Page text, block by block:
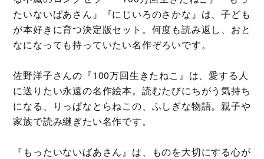
たいないばあさん』『にじいろのさかな』は、子ども
が本好きに育つ決定版セット。何度も読み返し、おと
なになっても持っていたい名作ぞろいです。
佐野洋子さんの『100万回生きたねこ』は、愛する人
に送りたい永遠の名作絵本。読むたびにちがう気持ち
になる、りっぱなとらねこの、ふしぎな物語。親子や
家族で読み継ぎたい名作です。
『もったいないばあさん』は、ものを大切にする心が